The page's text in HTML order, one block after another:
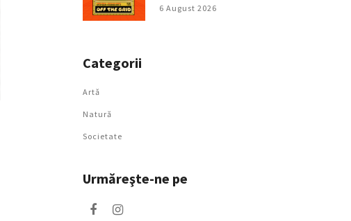
6 August 2026
Categorii
Artǎ
Natură
Societate
Urmăreşte-ne pe